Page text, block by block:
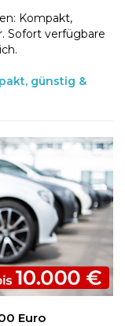
Kompakt,
Sofort verfügbare
günstig &
Euro